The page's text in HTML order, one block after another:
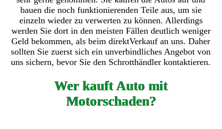
bauen die noch funktionierenden Teile aus, um sie
einzeln wieder zu verwerten zu können. Allerdings
werden Sie dort in den meisten Fällen deutlich weniger
Geld bekommen, als beim direktVerkauf an uns. Daher
sollten Sie zuerst sich ein unverbindliches Angebot von
uns sichern, bevor Sie den Schrotthändler kontaktieren.
Wer kauft Auto mit
Motorschaden?